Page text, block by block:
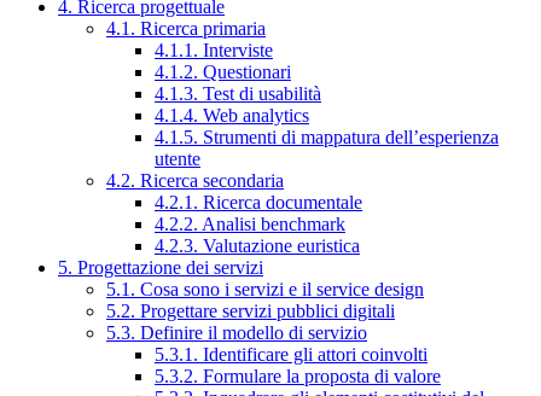
4. Ricerca progettuale
4.1. Ricerca primaria
4.1.1. Interviste
4.1.2. Questionari
4.1.3. Test di usabilità
4.1.4. Web analytics
4.1.5. Strumenti di mappatura dell’esperienza
utente
4.2. Ricerca secondaria
4.2.1. Ricerca documentale
4.2.2. Analisi benchmark
4.2.3. Valutazione euristica
5. Progettazione dei servizi
5.1. Cosa sono i servizi e il service design
5.2. Progettare servizi pubblici digitali
5.3. Definire il modello di servizio
5.3.1. Identificare gli attori coinvolti
5.3.2. Formulare la proposta di valore